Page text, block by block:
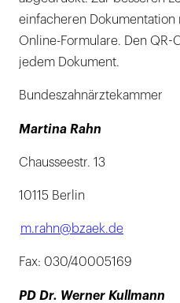
einfacheren
Online-Formulare. Den
jedem Dokument.
Bundeszahnärztekammer
Martina Rahn
Chausseestr. 13
10115 Berlin
m.rahn@bzaek.de
Fax: 030/40005169
PD Dr. Werner Kullmann